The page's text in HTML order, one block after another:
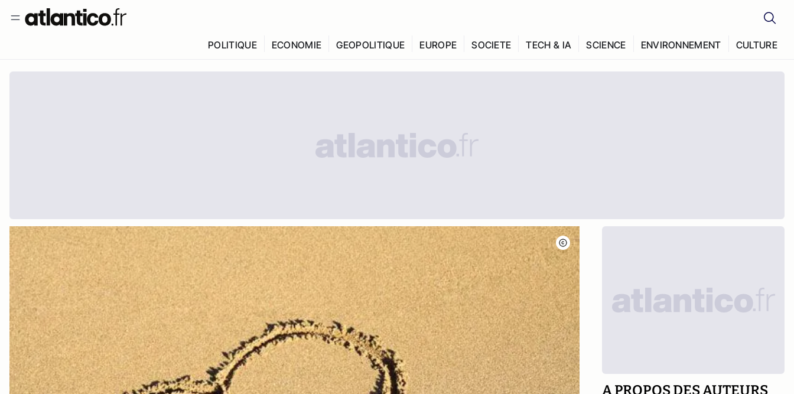
POLITIQUE ECONOMIE GEOPOLITIQUE EUROPE SOCIETE TECH & IA SCIENCE ENVIRONNEMENT CULTURE
A PROPOS DES AUTEURS